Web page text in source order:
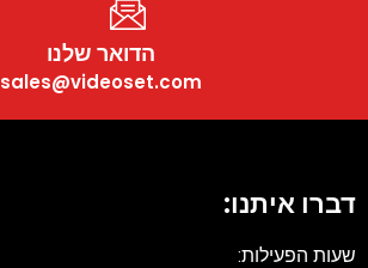
הדואר שלנו
sales@videoset.com
דברו איתנו:
שעות הפעילות: